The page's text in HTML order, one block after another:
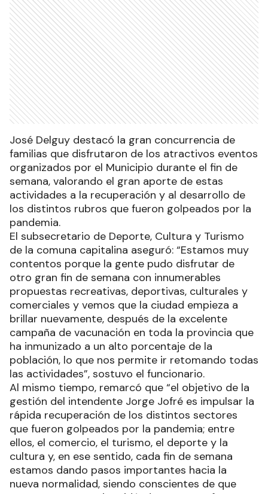
José Delguy destacó la gran concurrencia de
familias que disfrutaron de los atractivos eventos
organizados por el Municipio durante el fin de
semana, valorando el gran aporte de estas
actividades a la recuperación y al desarrollo de
los distintos rubros que fueron golpeados por la
pandemia.
El subsecretario de Deporte, Cultura y Turismo
de la comuna capitalina aseguró: “Estamos muy
contentos porque la gente pudo disfrutar de
otro gran fin de semana con innumerables
propuestas recreativas, deportivas, culturales y
comerciales y vemos que la ciudad empieza a
brillar nuevamente, después de la excelente
campaña de vacunación en toda la provincia que
ha inmunizado a un alto porcentaje de la
población, lo que nos permite ir retomando todas
las actividades”, sostuvo el funcionario.
Al mismo tiempo, remarcó que “el objetivo de la
gestión del intendente Jorge Jofré es impulsar la
rápida recuperación de los distintos sectores
que fueron golpeados por la pandemia; entre
ellos, el comercio, el turismo, el deporte y la
cultura y, en ese sentido, cada fin de semana
estamos dando pasos importantes hacia la
nueva normalidad, siendo conscientes de que